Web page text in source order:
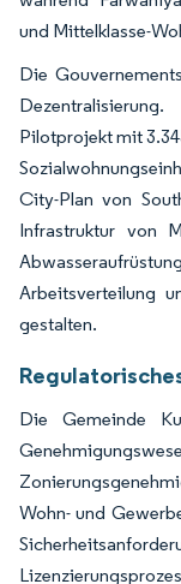
und Mittelklasse-
Die
Pilotprojekt mit
City-Plan von
Infrastruktur von
Arbeitsverteilung
gestalten.
Die Gemeinde
Wohn- und